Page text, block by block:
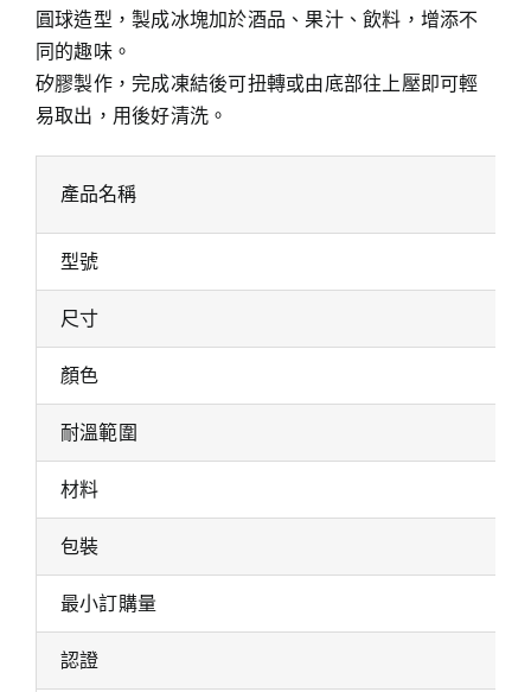
圓球造型，製成冰塊加於酒品、果汁、飲料，增添不
同的趣味。
矽膠製作，完成凍結後可扭轉或由底部往上壓即可輕
易取出，用後好清洗。
產品名稱
型號
尺寸
顏色
耐溫範圍
材料
包裝
最小訂購量
認證